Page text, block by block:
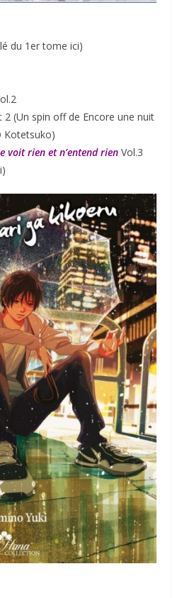
du 1er tome ici)
2 (Un spin off de Encore une nuit
Kotetsuko)
voit rien et n’entend rien Vol.3